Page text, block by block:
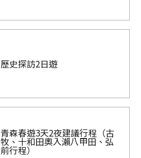
歷史探訪2日遊
青森春遊3天2夜建議行程（古
牧、十和田奧入瀨八甲田、弘
前行程）